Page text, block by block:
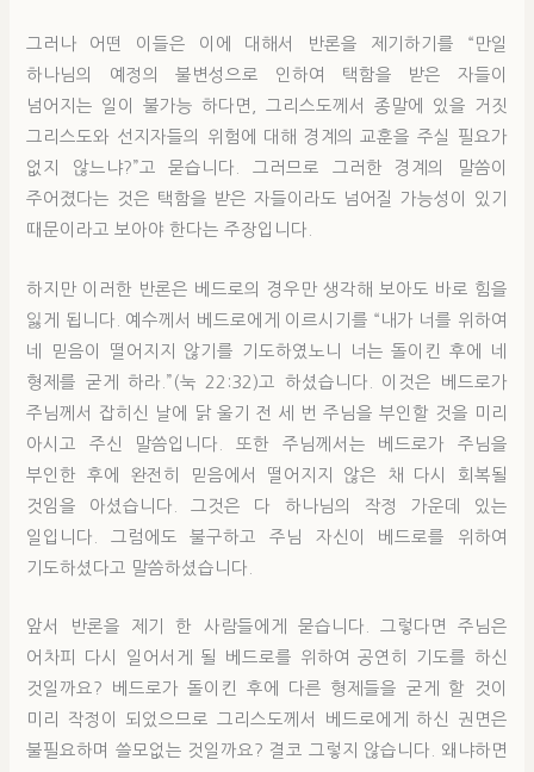
그러나 어떤 이들은 이에 대해서 반론을 제기하기를 “만일
하나님의 예정의 불변성으로 인하여 택함을 받은 자들이
넘어지는 일이 불가능 하다면, 그리스도께서 종말에 있을 거짓
그리스도와 선지자들의 위험에 대해 경계의 교훈을 주실 필요가
없지 않느냐?”고 묻습니다. 그러므로 그러한 경계의 말씀이
주어졌다는 것은 택함을 받은 자들이라도 넘어질 가능성이 있기
때문이라고 보아야 한다는 주장입니다.
하지만 이러한 반론은 베드로의 경우만 생각해 보아도 바로 힘을
잃게 됩니다. 예수께서 베드로에게 이르시기를 “내가 너를 위하여
네 믿음이 떨어지지 않기를 기도하였노니 너는 돌이킨 후에 네
형제를 굳게 하라.”(눅 22:32)고 하셨습니다. 이것은 베드로가
주님께서 잡히신 날에 닭 울기 전 세 번 주님을 부인할 것을 미리
아시고 주신 말씀입니다. 또한 주님께서는 베드로가 주님을
부인한 후에 완전히 믿음에서 떨어지지 않은 채 다시 회복될
것임을 아셨습니다. 그것은 다 하나님의 작정 가운데 있는
일입니다. 그럼에도 불구하고 주님 자신이 베드로를 위하여
기도하셨다고 말씀하셨습니다.
앞서 반론을 제기 한 사람들에게 묻습니다. 그렇다면 주님은
어차피 다시 일어서게 될 베드로를 위하여 공연히 기도를 하신
것일까요? 베드로가 돌이킨 후에 다른 형제들을 굳게 할 것이
미리 작정이 되었으므로 그리스도께서 베드로에게 하신 권면은
불필요하며 쓸모없는 것일까요? 결코 그렇지 않습니다. 왜냐하면